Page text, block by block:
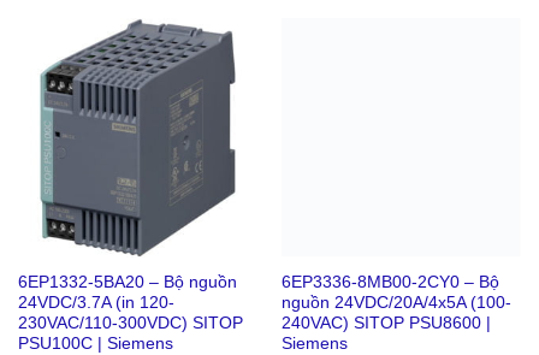
6EP1332-5BA20 – Bộ nguồn
24VDC/3.7A (in 120-
230VAC/110-300VDC) SITOP
PSU100C | Siemens
6EP3336-8MB00-2CY0 – Bộ
nguồn 24VDC/20A/4x5A (100-
240VAC) SITOP PSU8600 |
Siemens